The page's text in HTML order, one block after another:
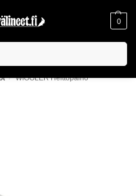
0
75€ TILAUKSILLE!
/ WIGGLER Heittopaino